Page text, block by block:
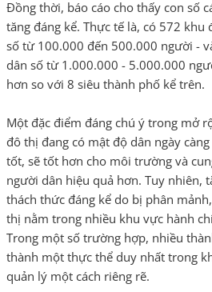
Đồng thời, báo cáo cho thấy con số
tăng đáng kể. Thực tế là, có 572
số từ 100.000 đến 500.000 người -
dân số từ 1.000.000 - 5.000.000
hơn so với 8 siêu thành phố kể trên.
Một đặc điểm đáng chú ý trong mở
đô thị đang có mật độ dân ngày
tốt, sẽ tốt hơn cho môi trường và
người dân hiệu quả hơn. Tuy nhiên,
thách thức đáng kể do bị phân
thị nằm trong nhiều khu vực hành
Trong một số trường hợp, nhiều
thành một thực thể duy nhất trong
quản lý một cách riêng rẽ.